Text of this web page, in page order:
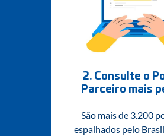
2. Consulte o
Parceiro mais
São mais de 3.200
espalhados pelo